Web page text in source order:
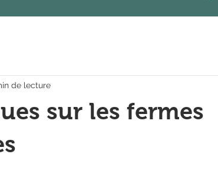
sur les fermes
de lecture